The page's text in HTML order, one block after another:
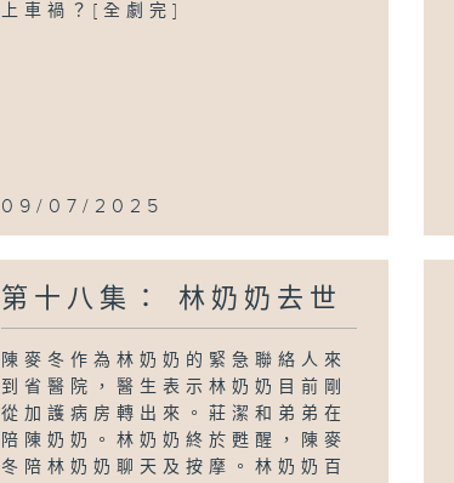
上車禍？[全劇完]
09/07/2025
第十八集： 林奶奶去世
陳麥冬作為林奶奶的緊急聯絡人來
到省醫院，醫生表示林奶奶目前剛
從加護病房轉出來。莊潔和弟弟在
陪陳奶奶。林奶奶終於甦醒，陳麥
冬陪林奶奶聊天及按摩。林奶奶百